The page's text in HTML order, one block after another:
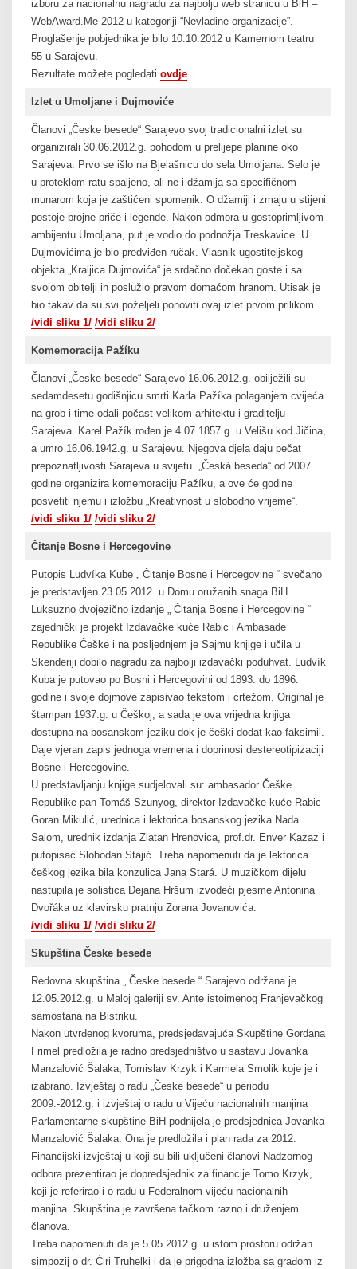
izboru za nacionalnu nagradu za najbolju web stranicu u BiH –
WebAward.Me 2012 u kategoriji “Nevladine organizacije”.
Proglašenje pobjednika je bilo 10.10.2012 u Kamernom teatru
55 u Sarajevu.
Rezultate možete pogledati ovdje
Izlet u Umoljane i Dujmoviće
Članovi „Česke besede“ Sarajevo svoj tradicionalni izlet su
organizirali 30.06.2012.g. pohodom u prelijepe planine oko
Sarajeva. Prvo se išlo na Bjelašnicu do sela Umoljana. Selo je
u proteklom ratu spaljeno, ali ne i džamija sa specifičnom
munarom koja je zaštićeni spomenik. O džamiji i zmaju u stijeni
postoje brojne priče i legende. Nakon odmora u gostoprimljivom
ambijentu Umoljana, put je vodio do podnožja Treskavice. U
Dujmovićima je bio predviđen ručak. Vlasnik ugostiteljskog
objekta „Kraljica Dujmovića“ je srdačno dočekao goste i sa
svojom obitelji ih poslužio pravom domaćom hranom. Utisak je
bio takav da su svi poželjeli ponoviti ovaj izlet prvom prilikom.
/vidi sliku 1/ /vidi sliku 2/
Komemoracija Pažíku
Članovi „Česke besede“ Sarajevo 16.06.2012.g. obilježili su
sedamdesetu godišnjicu smrti Karla Pažíka polaganjem cvijeća
na grob i time odali počast velikom arhitektu i graditelju
Sarajeva. Karel Pažík rođen je 4.07.1857.g. u Velišu kod Jičina,
a umro 16.06.1942.g. u Sarajevu. Njegova djela daju pečat
prepoznatljivosti Sarajeva u svijetu. „Česká beseda“ od 2007.
godine organizira komemoraciju Pažíku, a ove će godine
posvetiti njemu i izložbu „Kreativnost u slobodno vrijeme“.
/vidi sliku 1/ /vidi sliku 2/
Čitanje Bosne i Hercegovine
Putopis Ludvíka Kube „ Čitanje Bosne i Hercegovine “ svečano
je predstavljen 23.05.2012. u Domu oružanih snaga BiH.
Luksuzno dvojezično izdanje „ Čitanja Bosne i Hercegovine “
zajednički je projekt Izdavačke kuće Rabic i Ambasade
Republike Češke i na posljednjem je Sajmu knjige i učila u
Skenderiji dobilo nagradu za najbolji izdavački poduhvat. Ludvík
Kuba je putovao po Bosni i Hercegovini od 1893. do 1896.
godine i svoje dojmove zapisivao tekstom i crtežom. Original je
štampan 1937.g. u Češkoj, a sada je ova vrijedna knjiga
dostupna na bosanskom jeziku dok je češki dodat kao faksimil.
Daje vjeran zapis jednoga vremena i doprinosi destereotipizaciji
Bosne i Hercegovine.
U predstavljanju knjige sudjelovali su: ambasador Češke
Republike pan Tomáš Szunyog, direktor Izdavačke kuće Rabic
Goran Mikulić, urednica i lektorica bosanskog jezika Nada
Salom, urednik izdanja Zlatan Hrenovica, prof.dr. Enver Kazaz i
putopisac Slobodan Stajić. Treba napomenuti da je lektorica
češkog jezika bila konzulica Jana Stará. U muzičkom dijelu
nastupila je solistica Dejana Hršum izvodeći pjesme Antonina
Dvořáka uz klavirsku pratnju Zorana Jovanovića.
/vidi sliku 1/ /vidi sliku 2/
Skupština Česke besede
Redovna skupština „ Česke besede “ Sarajevo održana je
12.05.2012.g. u Maloj galeriji sv. Ante istoimenog Franjevačkog
samostana na Bistriku.
Nakon utvrđenog kvoruma, predsjedavajuća Skupštine Gordana
Frimel predložila je radno predsjedništvo u sastavu Jovanka
Manzalović Šalaka, Tomislav Krzyk i Karmela Smolik koje je i
izabrano. Izvještaj o radu „Česke besede“ u periodu
2009.-2012.g. i izvještaj o radu u Vijeću nacionalnih manjina
Parlamentarne skupštine BiH podnijela je predsjednica Jovanka
Manzalović Šalaka. Ona je predložila i plan rada za 2012.
Financijski izvještaj u koji su bili uključeni članovi Nadzornog
odbora prezentirao je dopredsjednik za financije Tomo Krzyk,
koji je referirao i o radu u Federalnom vijeću nacionalnih
manjina. Skupština je završena tačkom razno i druženjem
članova.
Treba napomenuti da je 5.05.2012.g. u istom prostoru održan
simpozij o dr. Ćiri Truhelki i da je prigodna izložba sa građom iz